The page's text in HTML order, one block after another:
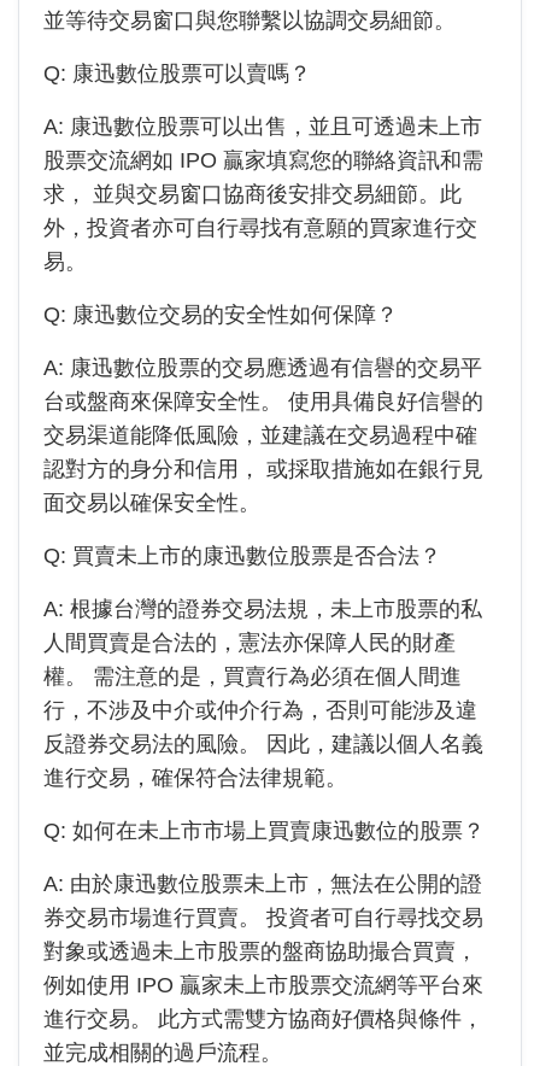
並等待交易窗口與您聯繫以協調交易細節。
Q: 康迅數位股票可以賣嗎？
A: 康迅數位股票可以出售，並且可透過未上市
股票交流網如 IPO 贏家填寫您的聯絡資訊和需
求， 並與交易窗口協商後安排交易細節。此
外，投資者亦可自行尋找有意願的買家進行交
易。
Q: 康迅數位交易的安全性如何保障？
A: 康迅數位股票的交易應透過有信譽的交易平
台或盤商來保障安全性。 使用具備良好信譽的
交易渠道能降低風險，並建議在交易過程中確
認對方的身分和信用， 或採取措施如在銀行見
面交易以確保安全性。
Q: 買賣未上市的康迅數位股票是否合法？
A: 根據台灣的證券交易法規，未上市股票的私
人間買賣是合法的，憲法亦保障人民的財產
權。 需注意的是，買賣行為必須在個人間進
行，不涉及中介或仲介行為，否則可能涉及違
反證券交易法的風險。 因此，建議以個人名義
進行交易，確保符合法律規範。
Q: 如何在未上市市場上買賣康迅數位的股票？
A: 由於康迅數位股票未上市，無法在公開的證
券交易市場進行買賣。 投資者可自行尋找交易
對象或透過未上市股票的盤商協助撮合買賣，
例如使用 IPO 贏家未上市股票交流網等平台來
進行交易。 此方式需雙方協商好價格與條件，
並完成相關的過戶流程。